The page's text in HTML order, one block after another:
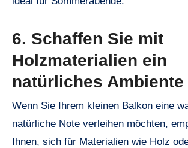
6. Schaffen Sie mit
Holzmaterialien ein
natürliches Ambiente
Wenn Sie Ihrem kleinen Balkon eine
natürliche Note verleihen möchten,
Ihnen, sich für Materialien wie Holz